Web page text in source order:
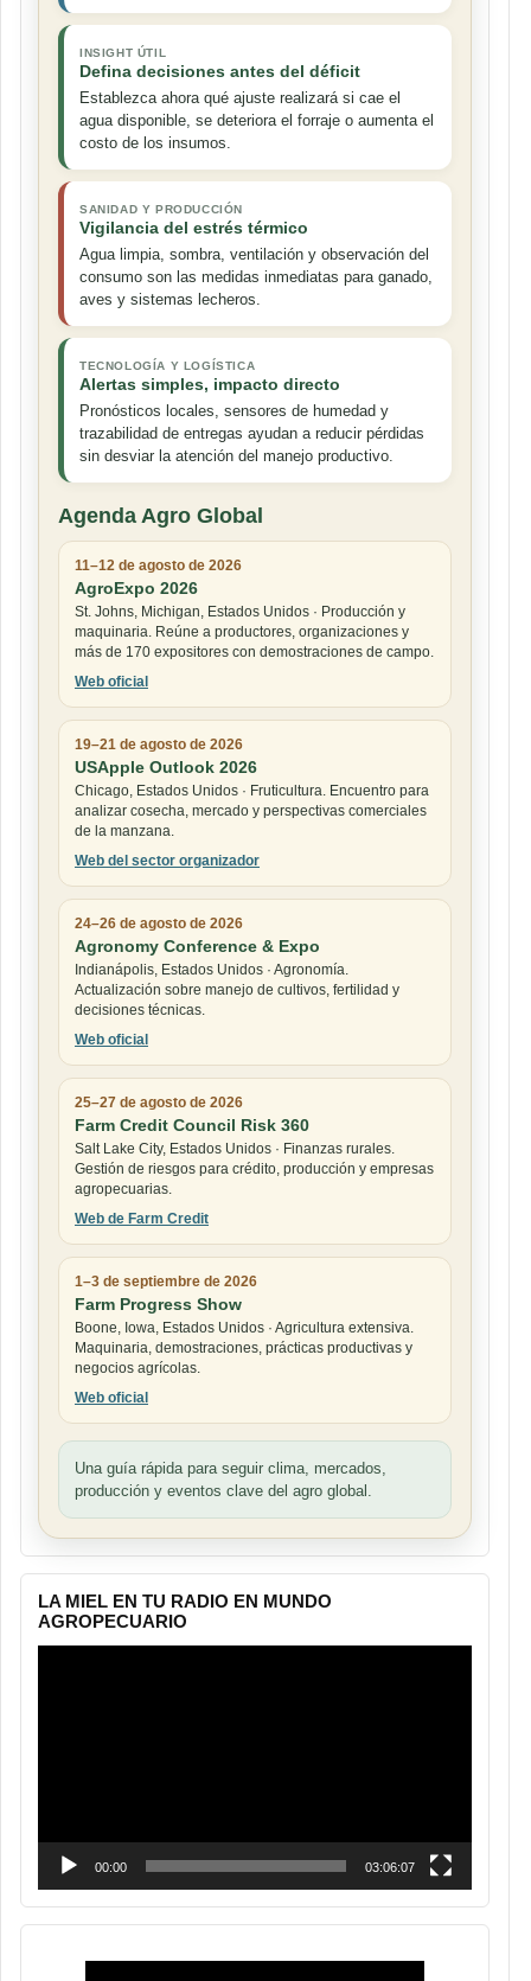
INSIGHT ÚTIL
Defina decisiones antes del déficit
Establezca ahora qué ajuste realizará si cae el
agua disponible, se deteriora el forraje o aumenta el
costo de los insumos.
SANIDAD Y PRODUCCIÓN
Vigilancia del estrés térmico
Agua limpia, sombra, ventilación y observación del
consumo son las medidas inmediatas para ganado,
aves y sistemas lecheros.
TECNOLOGÍA Y LOGÍSTICA
Alertas simples, impacto directo
Pronósticos locales, sensores de humedad y
trazabilidad de entregas ayudan a reducir pérdidas
sin desviar la atención del manejo productivo.
Agenda Agro Global
11–12 de agosto de 2026
AgroExpo 2026
St. Johns, Michigan, Estados Unidos · Producción y
maquinaria. Reúne a productores, organizaciones y
más de 170 expositores con demostraciones de campo.
Web oficial
19–21 de agosto de 2026
USApple Outlook 2026
Chicago, Estados Unidos · Fruticultura. Encuentro para
analizar cosecha, mercado y perspectivas comerciales
de la manzana.
Web del sector organizador
24–26 de agosto de 2026
Agronomy Conference & Expo
Indianápolis, Estados Unidos · Agronomía.
Actualización sobre manejo de cultivos, fertilidad y
decisiones técnicas.
Web oficial
25–27 de agosto de 2026
Farm Credit Council Risk 360
Salt Lake City, Estados Unidos · Finanzas rurales.
Gestión de riesgos para crédito, producción y empresas
agropecuarias.
Web de Farm Credit
1–3 de septiembre de 2026
Farm Progress Show
Boone, Iowa, Estados Unidos · Agricultura extensiva.
Maquinaria, demostraciones, prácticas productivas y
negocios agrícolas.
Web oficial
Una guía rápida para seguir clima, mercados,
producción y eventos clave del agro global.
LA MIEL EN TU RADIO EN MUNDO
AGROPECUARIO
00:00 03:06:07